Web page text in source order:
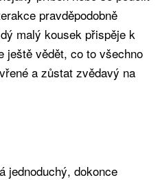
pravděpodobně
malý kousek přispěje k
ještě vědět, co to všechno
a zůstat zvědavý na
jednoduchý, dokonce